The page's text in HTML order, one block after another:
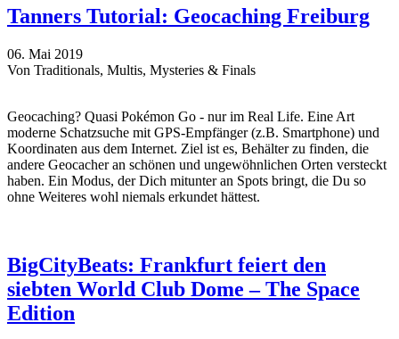
Tanners Tutorial: Geocaching Freiburg
06. Mai 2019
Von Traditionals, Multis, Mysteries & Finals
Geocaching? Quasi Pokémon Go - nur im Real Life. Eine Art
moderne Schatzsuche mit GPS-Empfänger (z.B. Smartphone) und
Koordinaten aus dem Internet. Ziel ist es, Behälter zu finden, die
andere Geocacher an schönen und ungewöhnlichen Orten versteckt
haben. Ein Modus, der Dich mitunter an Spots bringt, die Du so
ohne Weiteres wohl niemals erkundet hättest.
BigCityBeats: Frankfurt feiert den
siebten World Club Dome – The Space
Edition